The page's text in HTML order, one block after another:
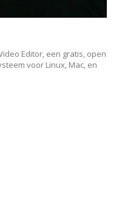
Editor, een gratis, open
voor Linux, Mac, en